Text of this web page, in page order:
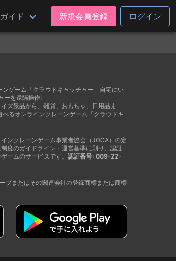
イド 新規会員登録 ログイン
ゲーム「クラウドキャッチャー」自宅にい
ーを遠隔操作!
ズ景品から、雑貨、おもちゃ、日用品ま
るオンラインクレーンゲーム「クラウドキ
ンクレーンゲーム事業者協会（JOCA）の定
度のガイドライン・運営基準に則り、認証
ームのサービスです。 認証番号: 009-22-
プまたはその関連会社の登録商標または商標